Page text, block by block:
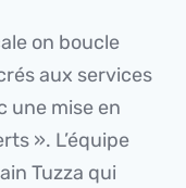
on boucle
aux services
une mise en
». L’équipe
Tuzza qui